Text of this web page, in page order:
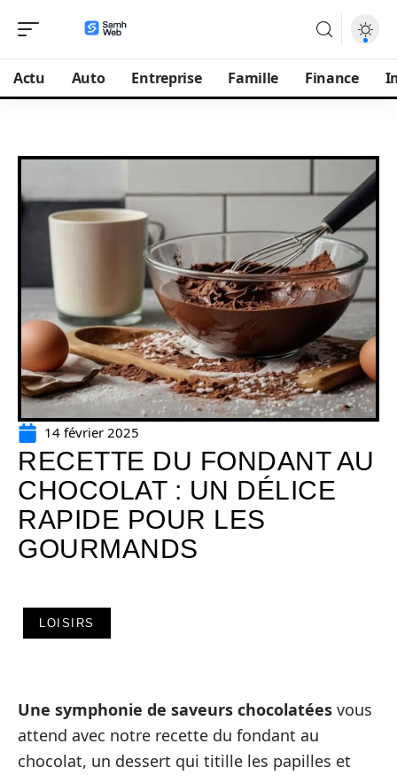
Actu Auto Entreprise Famille Finance
14 février 2025
RECETTE DU FONDANT AU
CHOCOLAT : UN DÉLICE
RAPIDE POUR LES
GOURMANDS
LOISIRS
Une symphonie de saveurs chocolatées vous
attend avec notre recette du fondant au
chocolat, un dessert qui titille les papilles et